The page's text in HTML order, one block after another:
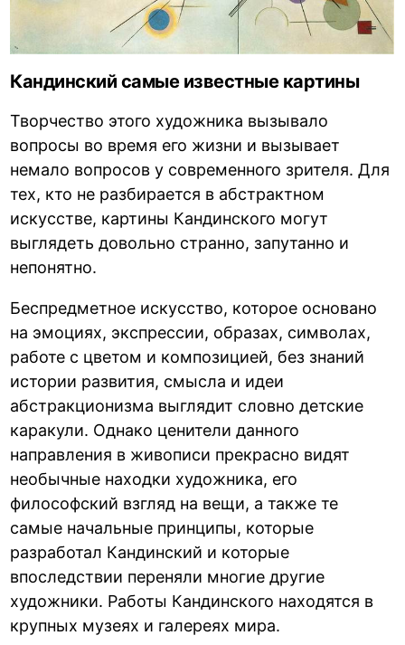
Кандинский самые известные картины
Творчество этого художника вызывало
вопросы во время его жизни и вызывает
немало вопросов у современного зрителя. Для
тех, кто не разбирается в абстрактном
искусстве, картины Кандинского могут
выглядеть довольно странно, запутанно и
непонятно.
Беспредметное искусство, которое основано
на эмоциях, экспрессии, образах, символах,
работе с цветом и композицией, без знаний
истории развития, смысла и идеи
абстракционизма выглядит словно детские
каракули. Однако ценители данного
направления в живописи прекрасно видят
необычные находки художника, его
философский взгляд на вещи, а также те
самые начальные принципы, которые
разработал Кандинский и которые
впоследствии переняли многие другие
художники. Работы Кандинского находятся в
крупных музеях и галереях мира.